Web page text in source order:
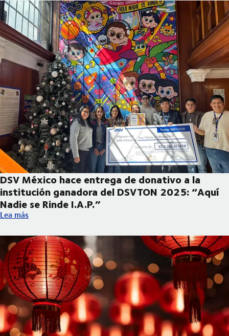
DSV México hace entrega de donativo a la
institución ganadora del DSVTON 2025: “Aquí
Nadie se Rinde I.A.P.”
DSV México hace entrega de donativo a la institución
Lea más